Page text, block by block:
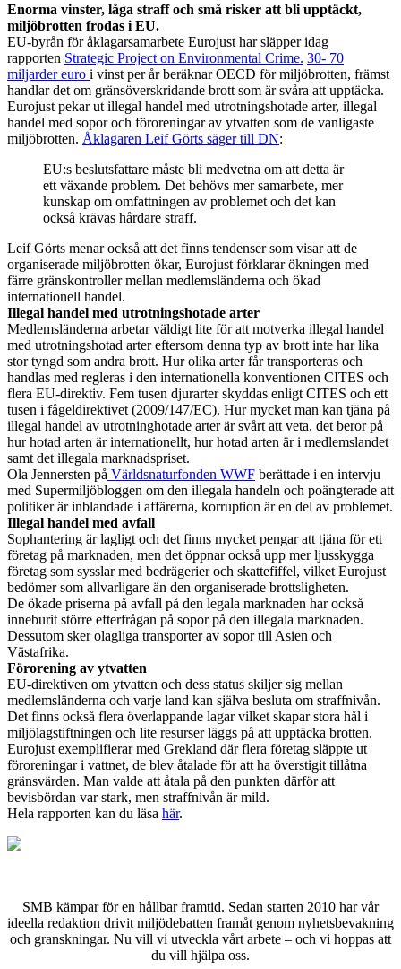
Enorma vinster, låga straff och små risker att bli upptäckt,
miljöbrotten frodas i EU.
EU-byrån för åklagarsamarbete Eurojust har släpper idag
rapporten Strategic Project on Environmental Crime. 30- 70
miljarder euro i vinst per år beräknar OECD för miljöbrotten, främst
handlar det om gränsöverskridande brott som är svåra att upptäcka.
Eurojust pekar ut illegal handel med utrotningshotade arter, illegal
handel med sopor och föroreningar av ytvatten som de vanligaste
miljöbrotten. Åklagaren Leif Görts säger till DN:
EU:s beslutsfattare måste bli medvetna om att detta är
ett växande problem. Det behövs mer samarbete, mer
kunskap om omfattningen av problemet och det kan
också krävas hårdare straff.
Leif Görts menar också att det finns tendenser som visar att de
organiserade miljöbrotten ökar, Eurojust förklarar ökningen med
färre gränskontroller mellan medlemsländerna och ökad
internationell handel.
Illegal handel med utrotningshotade arter
Medlemsländerna arbetar väldigt lite för att motverka illegal handel
med utrotningshotad arter eftersom denna typ av brott inte har lika
stor tyngd som andra brott. Hur olika arter får transporteras och
handlas med regleras i den internationella konventionen CITES och
flera EU-direktiv. Fem tusen djurarter skyddas enligt CITES och ett
tusen i fågeldirektivet (2009/147/EC). Hur mycket man kan tjäna på
illegal handel av utrotninghotade arter är svårt att veta, det beror på
hur hotad arten är internationellt, hur hotad arten är i medlemslandet
samt det illegala marknadspriset.
Ola Jennersten på Världsnaturfonden WWF berättade i en intervju
med Supermiljöbloggen om den illegala handeln och poängterade att
politiker är inblandade i affärerna, korruption är en del av problemet.
Illegal handel med avfall
Sophantering är lagligt och det finns mycket pengar att tjäna för ett
företag på marknaden, men det öppnar också upp mer ljusskygga
företag som sysslar med bedrägerier och skattefiffel, vilket Eurojust
bedömer som allvarligare än den organiserade brottsligheten.
De ökade priserna på avfall på den legala marknaden har också
inneburit större efterfrågan på sopor på den illegala marknaden.
Dessutom sker olagliga transporter av sopor till Asien och
Västafrika.
Förorening av ytvatten
EU-direktiven om ytvatten och dess status skiljer sig mellan
medlemsländerna och varje land kan själva besluta om straffnivån.
Det finns också flera överlappande lagar vilket skapar stora hål i
miljölagstiftningen och lite resurser läggs på att upptäcka brotten.
Eurojust exemplifierar med Grekland där flera företag släppte ut
föroreningar i vattnet, de blev åtalade för att ha överstigit tillåtna
gränsvärden. Man valde att åtala på den punkten därför att
bevisbördan var stark, men straffnivån är mild.
Hela rapporten kan du läsa här.
SMB kämpar för en hållbar framtid. Sedan starten 2010 har vår
ideella redaktion drivit miljödebatten framåt genom nyhetsbevakning
och granskningar. Nu vill vi utveckla vårt arbete – och vi hoppas att
du vill hjälpa oss.